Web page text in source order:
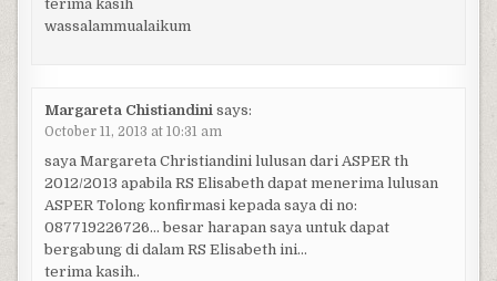
terima kasih
wassalammualaikum
Margareta Chistiandini says:
October 11, 2013 at 10:31 am
saya Margareta Christiandini lulusan dari ASPER th
2012/2013 apabila RS Elisabeth dapat menerima lulusan
ASPER Tolong konfirmasi kepada saya di no:
087719226726… besar harapan saya untuk dapat
bergabung di dalam RS Elisabeth ini…
terima kasih..